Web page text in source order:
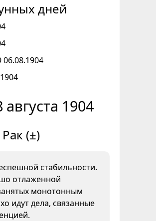
дней
06.08.1904
1904
(±)
стабильности.
отлаженной
монотонным
идут дела, связанные